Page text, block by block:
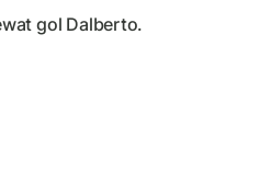
gol Dalberto.